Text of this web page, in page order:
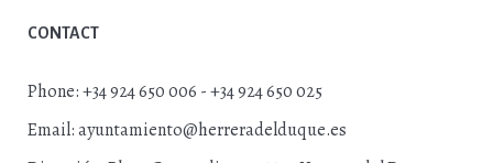
CONTACT
Phone:+34 924 650 006 - +34 924 650 025
Email:ayuntamiento@herreradelduque.es